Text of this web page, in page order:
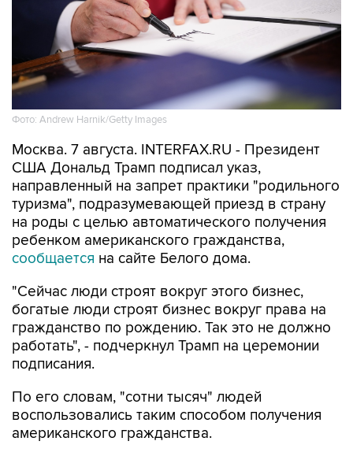
Фото: Andrew Harnik/Getty Images
Москва. 7 августа. INTERFAX.RU - Президент
США Дональд Трамп подписал указ,
направленный на запрет практики "родильного
туризма", подразумевающей приезд в страну
на роды с целью автоматического получения
ребенком американского гражданства,
сообщается на сайте Белого дома.
"Сейчас люди строят вокруг этого бизнес,
богатые люди строят бизнес вокруг права на
гражданство по рождению. Так это не должно
работать", - подчеркнул Трамп на церемонии
подписания.
По его словам, "сотни тысяч" людей
воспользовались таким способом получения
американского гражданства.